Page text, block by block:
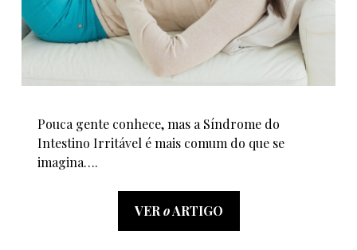
Pouca gente conhece, mas a Síndrome do
Intestino Irritável é mais comum do que se
imagina….
VER oARTIGO